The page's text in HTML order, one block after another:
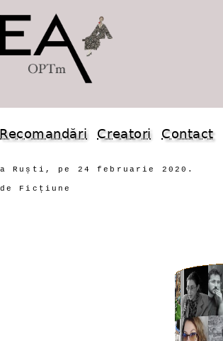
Recomandări Creatori Contact
pe 24 februarie 2020.
Ficțiune